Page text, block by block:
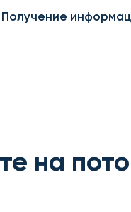
Получение
на